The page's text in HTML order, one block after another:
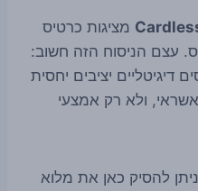
מציגות כרטיס
עצם הניסוח הזה חשוב:
דיגיטליים יציבים יחסית
ולא רק אמצעי
להסיק כאן את מלוא